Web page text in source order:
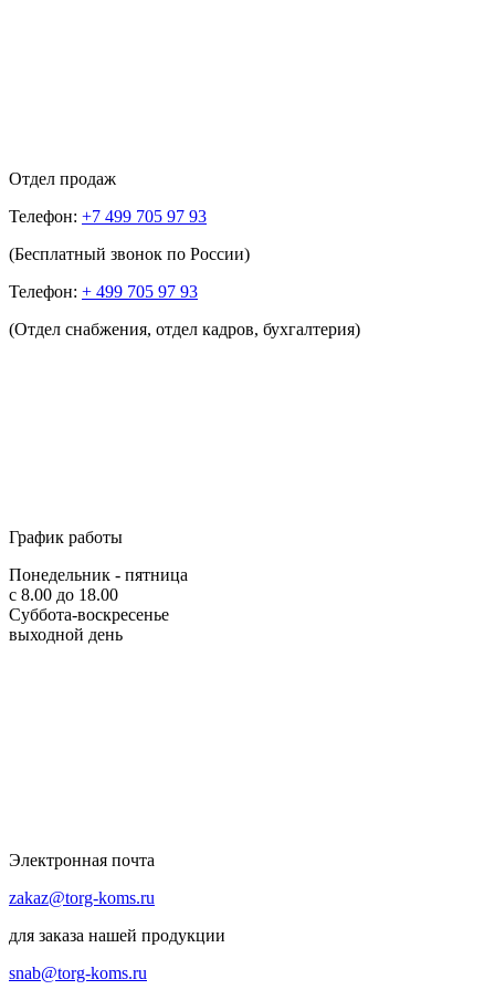
Отдел продаж
Телефон: +7 499 705 97 93
(Бесплатный звонок по России)
Телефон: + 499 705 97 93
(Отдел снабжения, отдел кадров, бухгалтерия)
График работы
Понедельник - пятница
с 8.00 до 18.00
Суббота-воскресенье
выходной день
Электронная почта
zakaz@torg-koms.ru
для заказа нашей продукции
snab@torg-koms.ru